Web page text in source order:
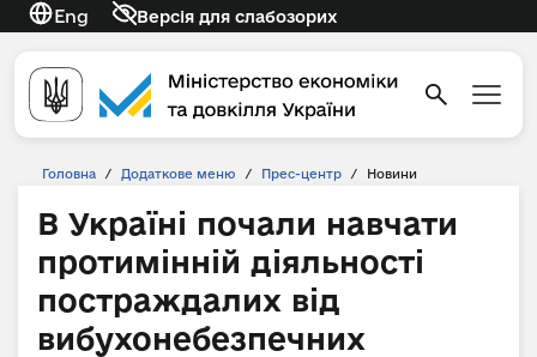
Eng Версія для слабозорих
Головна / Додаткове меню / Прес-центр / Новини
В Україні почали навчати
протимінній діяльності
постраждалих від
вибухонебезпечних